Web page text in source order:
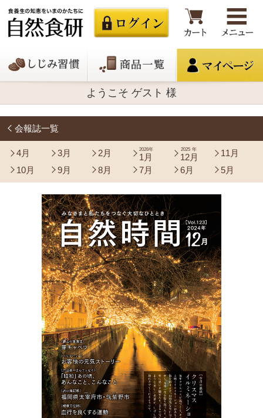
ようこそ ゲスト 様
会報誌一覧
4月 3月 2月 1月
2026年
12月
2025年
11月
10月
9月 8月 7月 6月 5月